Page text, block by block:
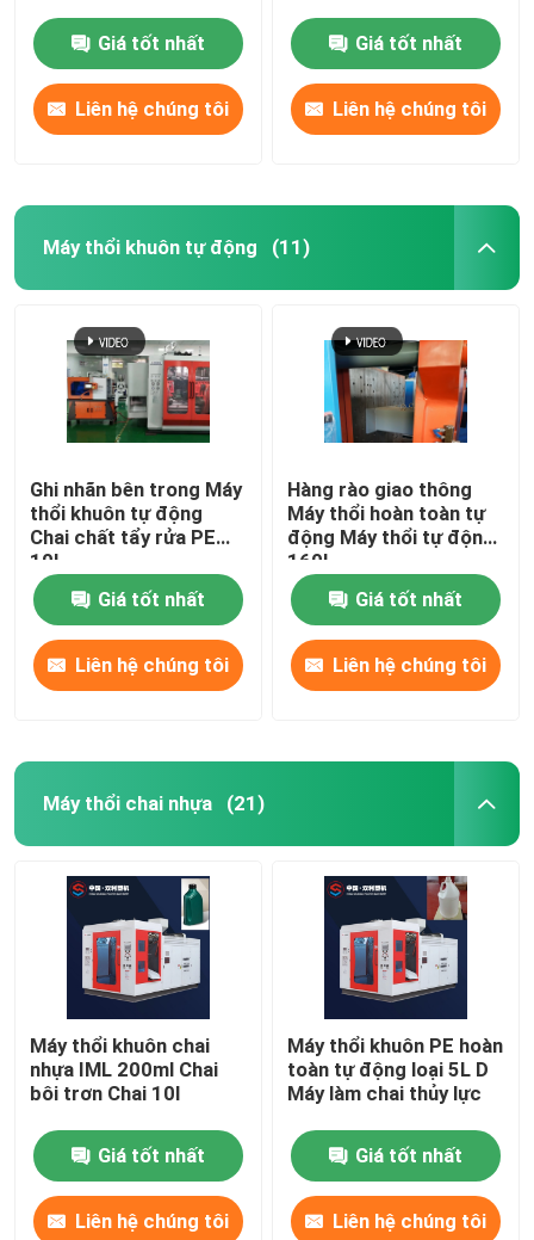
Giá tốt nhất
Liên hệ chúng tôi
Giá tốt nhất
Liên hệ chúng tôi
Máy thổi khuôn tự động (11)
Ghi nhãn bên trong Máy
thổi khuôn tự động
Chai chất tẩy rửa PE
10L
Giá tốt nhất
Liên hệ chúng tôi
Hàng rào giao thông
Máy thổi hoàn toàn tự
động Máy thổi tự động
160L
Giá tốt nhất
Liên hệ chúng tôi
Máy thổi chai nhựa (21)
Máy thổi khuôn chai
nhựa IML 200ml Chai
bôi trơn Chai 10l
Giá tốt nhất
Liên hệ chúng tôi
Máy thổi khuôn PE hoàn
toàn tự động loại 5L D
Máy làm chai thủy lực
Giá tốt nhất
Liên hệ chúng tôi